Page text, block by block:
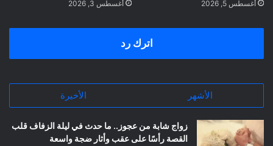
أغسطس 5, 2026 أغسطس 3, 2026
اترك رد
الأشهر الأخيرة
زواج شابة من عجوز.. ما حدث في ليلة الزفاف قلب
القصة رأسًا على عقب وأثار ضجة واسعة